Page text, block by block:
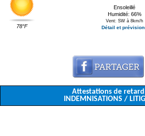
78°F
Ensoleillé
Humidité: 66%
Vent: SW à 8km/h
Détail et
Attestations de retard
INDEMNISATIONS /